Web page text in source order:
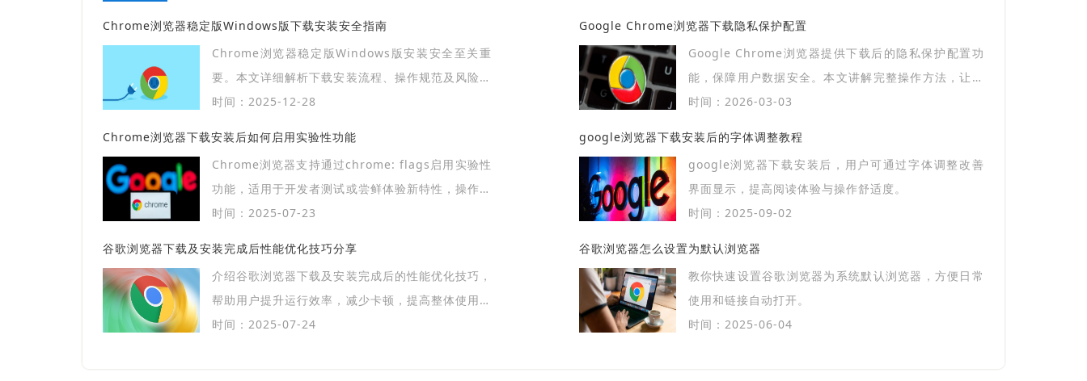
Chrome浏览器稳定版Windows版下载安装安全指南
Chrome浏览器稳定版Windows版安装安全至关重
要。本文详细解析下载安装流程、操作规范及风险防
护方法，帮助用户顺利部署浏览器并保证系统稳定。
时间：2025-12-28
Google Chrome浏览器下载隐私保护配置
Google Chrome浏览器提供下载后的隐私保护配置功
能，保障用户数据安全。本文讲解完整操作方法，让用
户安心浏览网页。
时间：2026-03-03
Chrome浏览器下载安装后如何启用实验性功能
Chrome浏览器支持通过chrome: flags启用实验性
功能，适用于开发者测试或尝鲜体验新特性，操作需
谨慎。
时间：2025-07-23
google浏览器下载安装后的字体调整教程
google浏览器下载安装后，用户可通过字体调整改善
界面显示，提高阅读体验与操作舒适度。
时间：2025-09-02
谷歌浏览器下载及安装完成后性能优化技巧分享
介绍谷歌浏览器下载及安装完成后的性能优化技巧，
帮助用户提升运行效率，减少卡顿，提高整体使用体
验。
时间：2025-07-24
谷歌浏览器怎么设置为默认浏览器
教你快速设置谷歌浏览器为系统默认浏览器，方便日常
使用和链接自动打开。
时间：2025-06-04